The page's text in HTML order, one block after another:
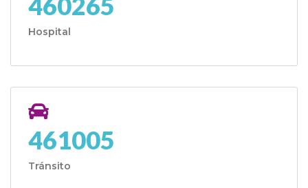
Hospital
461005
Tránsito